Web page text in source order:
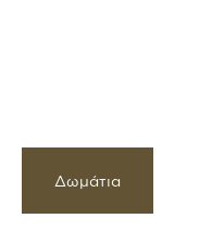
Δωμάτια